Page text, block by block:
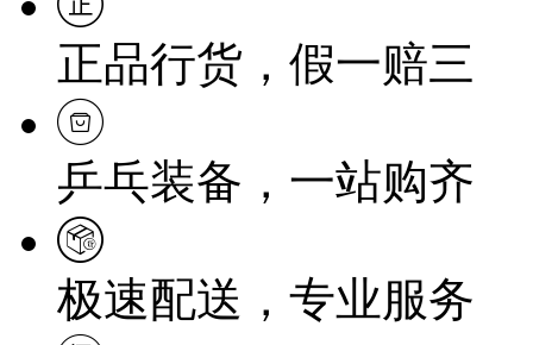
正品行货，假一赔三
乒乓装备，一站购齐
极速配送，专业服务